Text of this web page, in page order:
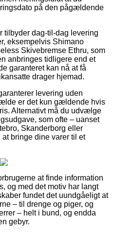
på den pågældende
tilbyder dag-til-dag levering
eksempelvis Shimano
Skivebremse Ethru, som
anbringes tidligere end et
garanteret kan nå at få
drager hjemad.
levering uden
er det kun gældende hvis
Alternativt må du udvælge
som ofte – uanset
Skanderborg eller
bringe dine varer til et
at finde information
og med det motiv har langt
fundet det uundgåeligt at
– til drenge og piger, og
– helt i bund, og endda
gebyr.